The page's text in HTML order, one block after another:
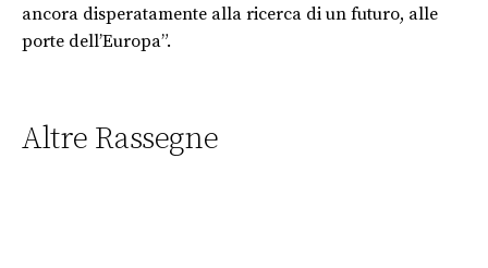
ancora disperatamente alla ricerca di un futuro, alle
porte dell’Europa”.
Altre Rassegne